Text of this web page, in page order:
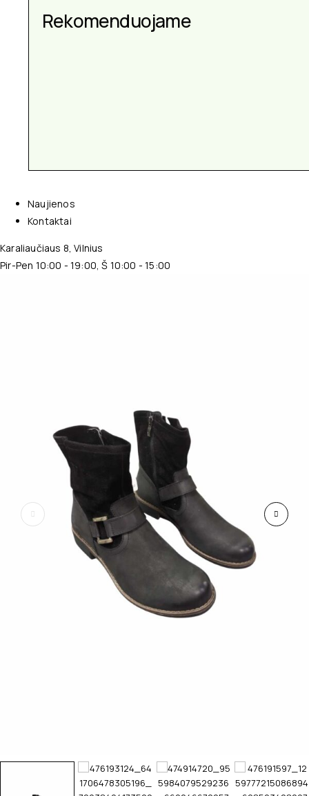
Rekomenduojame
Aksesuarai kiekvienai
progai
Naujienos
Kontaktai
Karaliaučiaus 8, Vilnius
Pir-Pen 10:00 - 19:00, Š 10:00 - 15:00